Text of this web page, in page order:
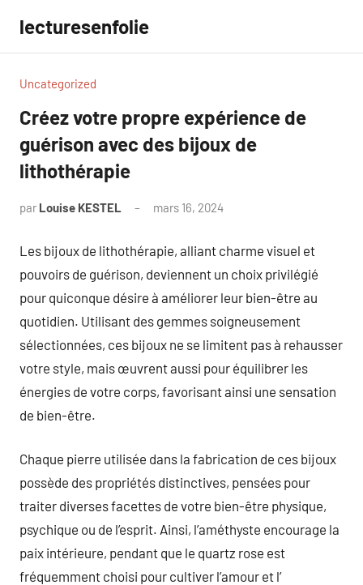
contenu
lecturesenfolie
Uncategorized
Créez votre propre expérience de
guérison avec des bijoux de
lithothérapie
par Louise KESTEL mars 16, 2024
Les bijoux de lithothérapie, alliant charme visuel et
pouvoirs de guérison, deviennent un choix privilégié
pour quiconque désire à améliorer leur bien-être au
quotidien. Utilisant des gemmes soigneusement
sélectionnées, ces bijoux ne se limitent pas à rehausser
votre style, mais œuvrent aussi pour équilibrer les
énergies de votre corps, favorisant ainsi une sensation
de bien-être.
Chaque pierre utilisée dans la fabrication de ces bijoux
possède des propriétés distinctives, pensées pour
traiter diverses facettes de votre bien-être physique,
psychique ou de l’esprit. Ainsi, l’améthyste encourage la
paix intérieure, pendant que le quartz rose est
fréquemment choisi pour cultiver l’amour et l’